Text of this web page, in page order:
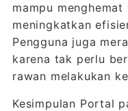
mampu
meningkatkan
Pengguna juga
karena tak perlu
rawan melakukan
Kesimpulan Portal